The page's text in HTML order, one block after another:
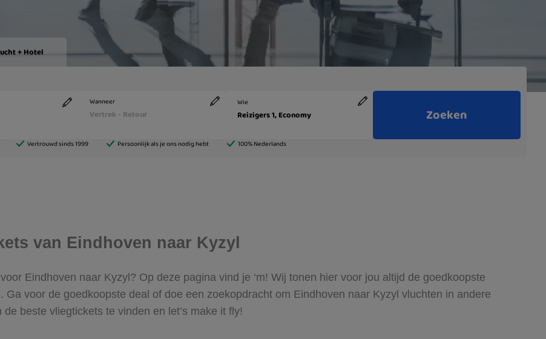
van Eindhoven naar Kyzyl
Eindhoven naar Kyzyl? Op deze pagina vind je ‘m! Wij tonen hier voor jou altijd de goedkoopste
voor de goedkoopste deal of doe een zoekopdracht om Eindhoven naar Kyzyl vluchten in andere
beste vliegtickets te vinden en let’s make it fly!